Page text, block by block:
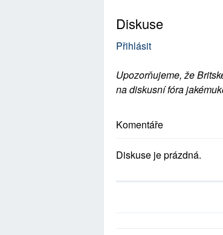
Diskuse
Přihlásit
Upozorňujeme, že
na diskusní fóra
Komentáře
Diskuse je prázdná.